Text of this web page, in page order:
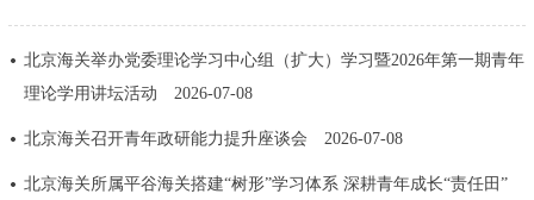
北京海关举办党委理论学习中心组（扩大）学习暨2026年第一期青年
理论学用讲坛活动
2026-07-08
北京海关召开青年政研能力提升座谈会 2026-07-08
北京海关所属平谷海关搭建“树形”学习体系 深耕青年成长“责任田”